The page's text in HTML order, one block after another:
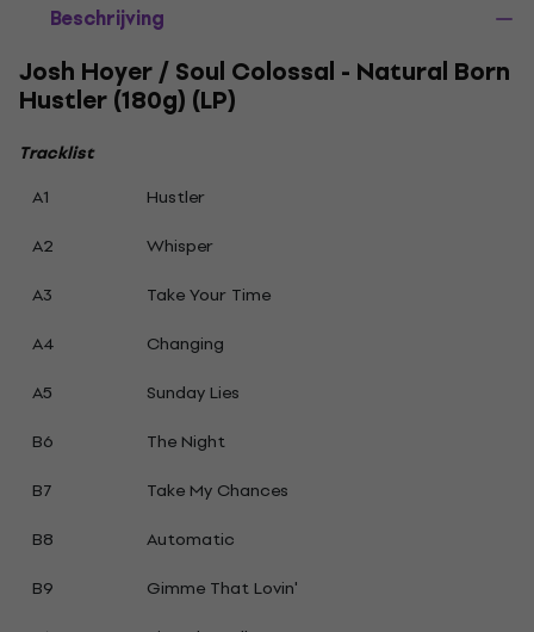
Beschrijving
Josh Hoyer / Soul Colossal - Natural Born
Hustler (180g) (LP)
Tracklist
A1
Hustler
A2
Whisper
A3
Take Your Time
A4
Changing
A5
Sunday Lies
B6
The Night
B7
Take My Chances
B8
Automatic
B9
Gimme That Lovin'